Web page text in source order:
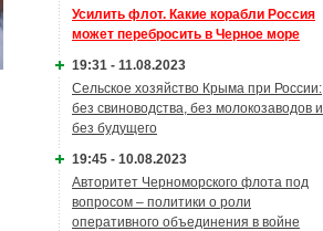
Усилить флот. Какие корабли Россия
может перебросить в Черное море
19:31 - 11.08.2023
Сельское хозяйство Крыма при России:
без свиноводства, без молокозаводов и
без будущего
19:45 - 10.08.2023
Авторитет Черноморского флота под
вопросом – политики о роли
оперативного объединения в войне